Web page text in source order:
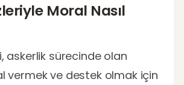
Moral Nasıl
askerlik sürecinde olan
vermek ve destek olmak için